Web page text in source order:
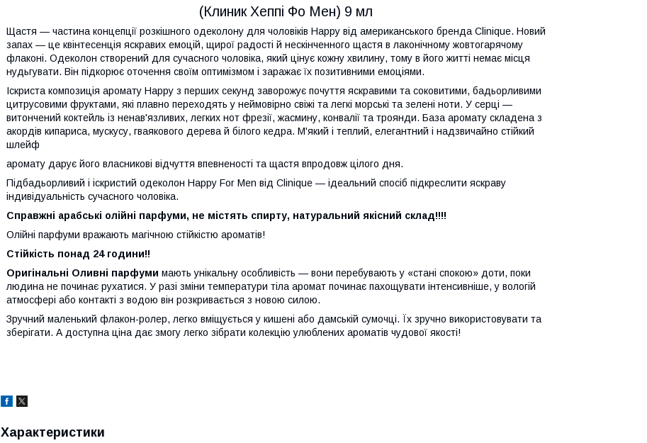
(Клиник Хеппі Фо Мен) 9 мл
Щастя — частина концепції розкішного одеколону для чоловіків Happy від американського бренда Clinique. Новий
запах — це квінтесенція яскравих емоцій, щирої радості й нескінченного щастя в лаконічному жовтогарячому
флаконі. Одеколон створений для сучасного чоловіка, який цінує кожну хвилину, тому в його житті немає місця
нудьгувати. Він підкорює оточення своїм оптимізмом і заражає їх позитивними емоціями.
Іскриста композиція аромату Happy з перших секунд заворожує почуття яскравими та соковитими, бадьорливими
цитрусовими фруктами, які плавно переходять у неймовірно свіжі та легкі морські та зелені ноти. У серці —
витончений коктейль із ненав'язливих, легких нот фрезії, жасмину, конвалії та троянди. База аромату складена з
акордів кипариса, мускусу, гваякового дерева й білого кедра. М'який і теплий, елегантний і надзвичайно стійкий
шлейф
аромату дарує його власникові відчуття впевненості та щастя впродовж цілого дня.
Підбадьорливий і іскристий одеколон Happy For Men від Clinique — ідеальний спосіб підкреслити яскраву
індивідуальність сучасного чоловіка.
Справжні арабські олійні парфуми, не містять спирту, натуральний якісний склад!!!!
Олійні парфуми вражають магічною стійкістю ароматів!
Стійкість понад 24 години!!
Оригінальні Оливні парфуми мають унікальну особливість — вони перебувають у «стані спокою» доти, поки
людина не починає рухатися. У разі зміни температури тіла аромат починає пахощувати інтенсивніше, у вологій
атмосфері або контакті з водою він розкривається з новою силою.
Зручний маленький флакон-ролер, легко вміщується у кишені або дамській сумочці. Їх зручно використовувати та
зберігати. А доступна ціна дає змогу легко зібрати колекцію улюблених ароматів чудової якості!
Характеристики